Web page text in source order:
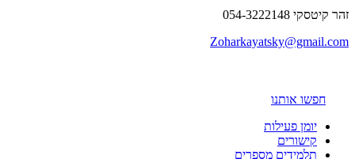
זהר קיטסקי 054-3222148
Zoharkayatsky@gmail.com
חפשו אותנו
יומן פעילות
קישורים
תלמידים מספרים